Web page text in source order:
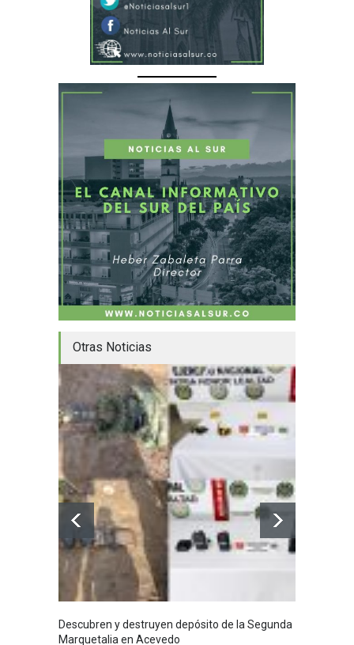
Otras Noticias
Descubren y destruyen depósito de la Segunda
Marquetalia en Acevedo